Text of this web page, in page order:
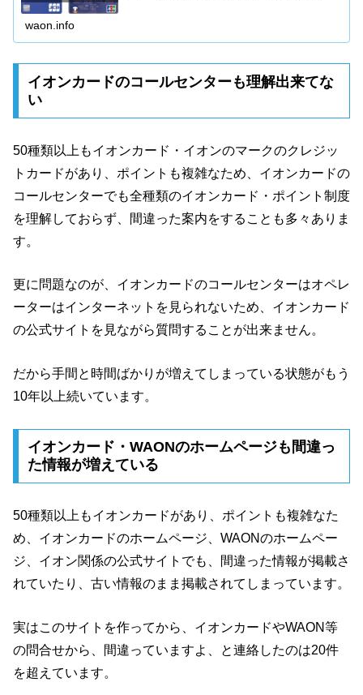
waon.info
イオンカードのコールセンターも理解出来てな
い
50種類以上もイオンカード・イオンのマークのクレジッ
トカードがあり、ポイントも複雑なため、イオンカードの
コールセンターでも全種類のイオンカード・ポイント制度
を理解しておらず、間違った案内をすることも多々ありま
す。
更に問題なのが、イオンカードのコールセンターはオペレ
ーターはインターネットを見られないため、イオンカード
の公式サイトを見ながら質問することが出来ません。
だから手間と時間ばかりが増えてしまっている状態がもう
10年以上続いています。
イオンカード・WAONのホームページも間違っ
た情報が増えている
50種類以上もイオンカードがあり、ポイントも複雑なた
め、イオンカードのホームページ、WAONのホームペー
ジ、イオン関係の公式サイトでも、間違った情報が掲載さ
れていたり、古い情報のまま掲載されてしまっています。
実はこのサイトを作ってから、イオンカードやWAON等
の問合せから、間違っていますよ、と連絡したのは20件
を超えています。